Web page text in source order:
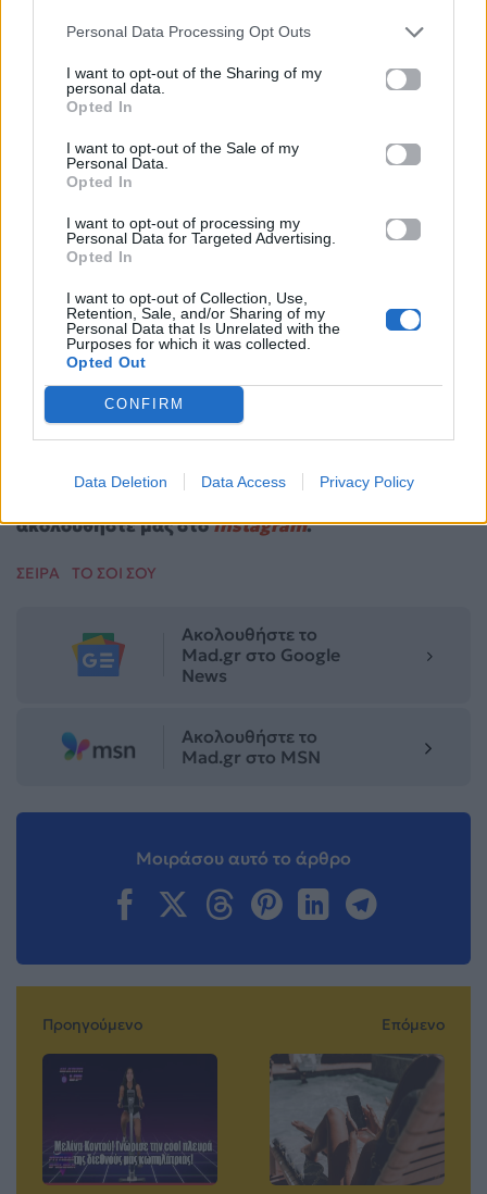
Personal Data Processing Opt Outs
I want to opt-out of the Sharing of my
personal data.
Opted In
I want to opt-out of the Sale of my
Personal Data.
Opted In
I want to opt-out of processing my
Personal Data for Targeted Advertising.
Opted In
I want to opt-out of Collection, Use,
Retention, Sale, and/or Sharing of my
Personal Data that Is Unrelated with the
Purposes for which it was collected.
Opted Out
CONFIRM
Data Deletion Data Access Privacy Policy
«Τελευταία μας εκπομπή…» – Αυλαία για το
Το φινάλε του «Happy Day» είχε την πιο
ανατρεπτική είσοδο της χρονιάς
Για σχόλια, μηνύματα ή φωτογραφικό υλικό
Mad.gr
, επισκεφτείτε μας στο
, επικοινωνήστε μέσω Twitter
ακολουθήστε μας στοInstagram.
ΣΕΙΡΑ ΤΟ ΣΟΙ ΣΟΥ
Ακολουθήστε το
Mad.gr στο Google
News
Ακολουθήστε το
Mad.gr στο MSN
Μοιράσου αυτό το άρθρο
Προηγούμενο Επόμενο